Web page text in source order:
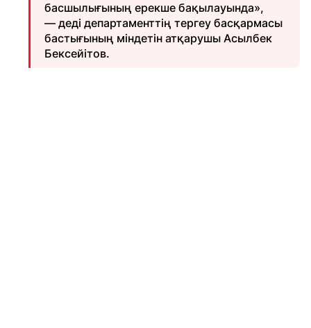
басшылығының ерекше бақылауында»,
— деді департаменттің тергеу басқармасы
бастығының міндетін атқарушы Асылбек
Бексейітов.